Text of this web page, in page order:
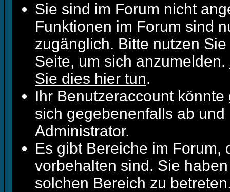
Sie sind im Forum nicht
Funktionen im Forum sind
zugänglich. Bitte nutzen
Seite, um sich anzumelden.
Sie dies hier tun.
Ihr Benutzeraccount
sich gegebenenfalls ab
Administrator.
Es gibt Bereiche im Forum,
vorbehalten sind. Sie
solchen Bereich zu